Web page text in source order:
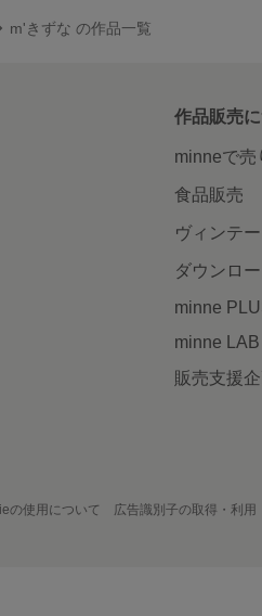
m'きずな の作品一覧
作品販売
minneで売
食品販売
ヴィンテ
ダウンロ
minne
minne LAB
販売支援
の使用について 広告識別子の取得・利用